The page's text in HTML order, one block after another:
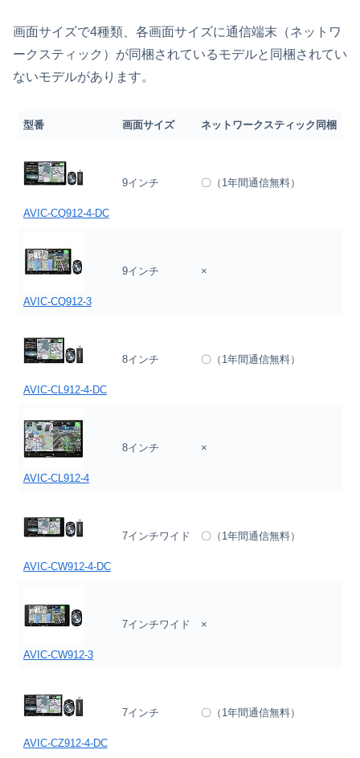
画面サイズで4種類、各画面サイズに通信端末（ネットワ
ークスティック）が同梱されているモデルと同梱されてい
ないモデルがあります。
型番 画面サイズ ネットワークスティック同梱
AVIC-CQ912-4-DC
9インチ 〇（1年間通信無料）
AVIC-CQ912-3
9インチ ×
AVIC-CL912-4-DC
8インチ 〇（1年間通信無料）
AVIC-CL912-4
8インチ ×
AVIC-CW912-4-DC
7インチワイド 〇（1年間通信無料）
AVIC-CW912-3
7インチワイド ×
AVIC-CZ912-4-DC
7インチ 〇（1年間通信無料）